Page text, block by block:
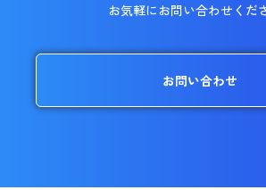
お気軽にお問い合わせくだ
お問い合わせ